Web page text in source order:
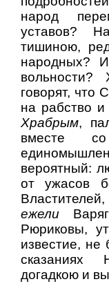
народ
уставов?
тишиною,
народных?
вольности?
говорят, что
на рабство
Храбрым,
вместе
вероятный:
от ужасов
ежели
Рюриковы,
известие, не
сказаниях
догадкою и